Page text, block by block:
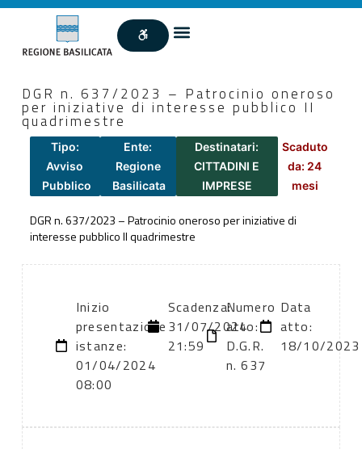
DGR n. 637/2023 – Patrocinio oneroso
per iniziative di interesse pubblico II
quadrimestre
Tipo:
Avviso
Pubblico
Ente:
Regione
Basilicata
Destinatari:
CITTADINI E
IMPRESE
Scaduto
da: 24
mesi
DGR n. 637/2023 – Patrocinio oneroso per iniziative di
interesse pubblico II quadrimestre
Inizio
presentazione
istanze:
01/04/2024
08:00
Scadenza:
31/07/2024
21:59
Numero
atto:
D.G.R.
n. 637
Data
atto:
18/10/2023